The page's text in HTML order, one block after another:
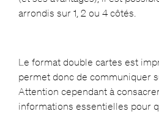
arrondis sur 1, 2 ou 4 côtés.
Le format double cartes est
permet donc de communiquer
Attention cependant à
informations essentielles pour